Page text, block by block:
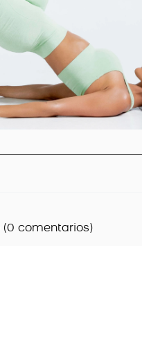
(0 comentarios)